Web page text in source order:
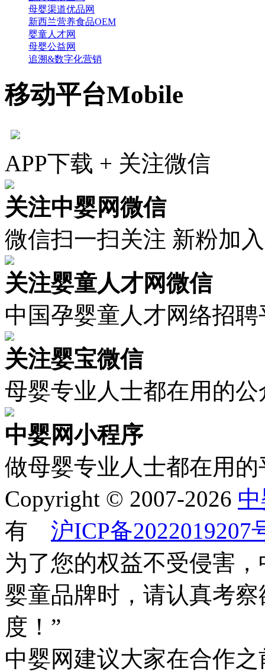
母婴渠道优品网
新西兰营养食品OEM
婴童人才网
母婴公益网
追溯&数字化营销
移动平台Mobile
APP下载 + 关注微信
关注中婴网微信
微信扫一扫关注 新粉加
关注婴童人才网微信
中国孕婴童人才网络招聘
关注婴宝微信
母婴专业人士都在用的公
中婴网小程序
做母婴专业人士都在用的
Copyright © 2007-2026
有 沪ICP备2022019207
为了您的权益不受侵害
婴童品牌时，请认真考
度！”
中婴网建议大家在合作